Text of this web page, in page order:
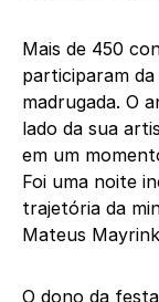
Mais de 450
participaram
madrugada. O
lado da sua
em um
Foi uma noite
trajetória da
Mateus
O dono da